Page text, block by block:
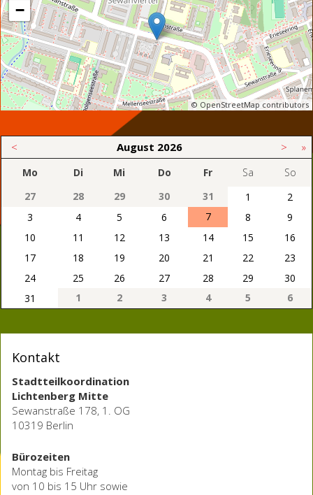
−
© OpenStreetMap contributors
< August 2026 > »
Mo Di Mi Do Fr Sa
So
27
28 29 30 31 1
2
3
4 5 6 7 8
9
10
11 12 13 14 15
16
17
18 19 20 21 22
23
24
25 26 27 28 29
30
31
1 2 3 4 5 6
Kontakt
Stadtteilkoordination
Lichtenberg Mitte
Sewanstraße 178, 1. OG
10319 Berlin
Bürozeiten
Montag bis Freitag
von 10 bis 15 Uhr sowie